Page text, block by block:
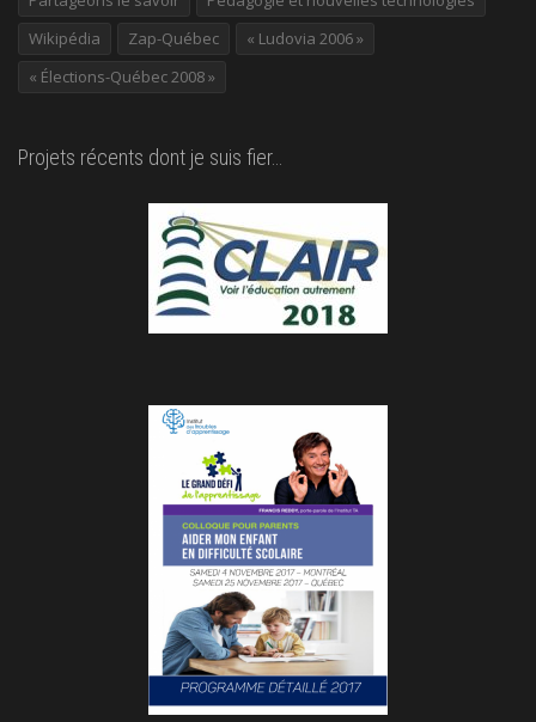
Wikipédia
Zap-Québec
« Ludovia 2006 »
« Élections-Québec 2008 »
Projets récents dont je suis fier…